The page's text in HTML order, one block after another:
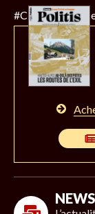
#Climat